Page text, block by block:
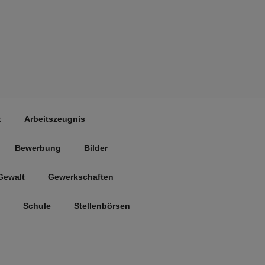
Arbeitszeugnis
Bewerbung Bilder
Gewerkschaften
Schule Stellenbörsen